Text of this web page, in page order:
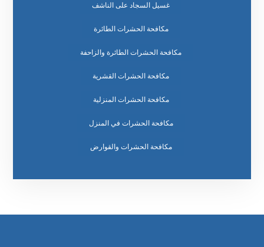
غسيل السجاد على الناشف
مكافحة الحشرات الطائرة
مكافحة الحشرات الطائرة والزاحفة
مكافحة الحشرات القشرية
مكافحة الحشرات المنزلية
مكافحة الحشرات في المنزل
مكافحة الحشرات والقوارض